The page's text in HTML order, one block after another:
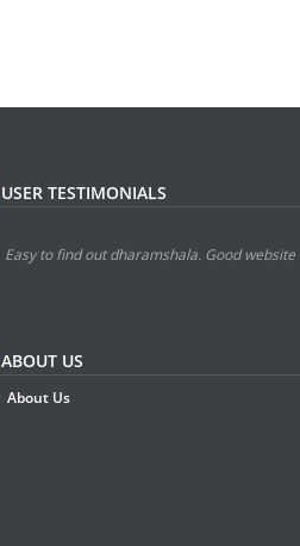
USER TESTIMONIALS
Easy to find out dharamshala. Good website
ABOUT US
About Us